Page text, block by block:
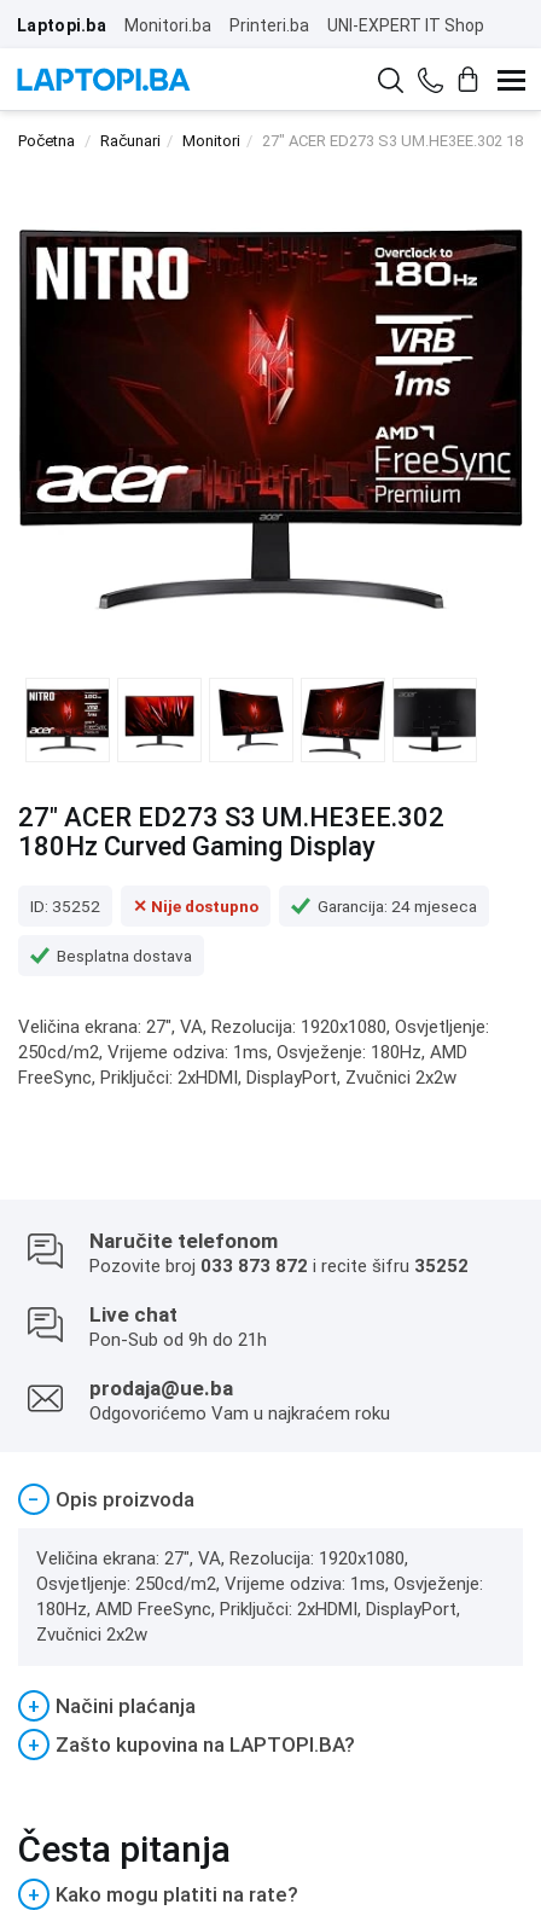
Laptopi.ba Monitori.ba Printeri.ba UNI-EXPERT IT Shop
Početna Računari Monitori 27" ACER ED273 S3 UM.HE3EE.302
27" ACER ED273 S3 UM.HE3EE.302
180Hz Curved Gaming Display
ID: 35252 ✕ Nije dostupno Garancija: 24 mjeseca
Besplatna dostava
Veličina ekrana: 27", VA, Rezolucija: 1920x1080, Osvjetljenje:
250cd/m2, Vrijeme odziva: 1ms, Osvježenje: 180Hz, AMD
FreeSync, Priključci: 2xHDMI, DisplayPort, Zvučnici 2x2w
Naručite telefonom
Pozovite broj 033 873 872 i recite šifru 35252
Live chat
Pon-Sub od 9h do 21h
prodaja@ue.ba
Odgovorićemo Vam u najkraćem roku
− Opis proizvoda
Veličina ekrana: 27", VA, Rezolucija: 1920x1080,
Osvjetljenje: 250cd/m2, Vrijeme odziva: 1ms, Osvježenje:
180Hz, AMD FreeSync, Priključci: 2xHDMI, DisplayPort,
Zvučnici 2x2w
+
Načini plaćanja
+
Zašto kupovina na LAPTOPI.BA?
Česta pitanja
+
Kako mogu platiti na rate?